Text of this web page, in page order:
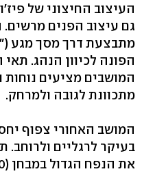
גם עיצוב הפנים
הפונה לכיוון הנהג.
המושבים מציעים
מתכוונת לגובה ולמרחק.
בעיקר לרגליים